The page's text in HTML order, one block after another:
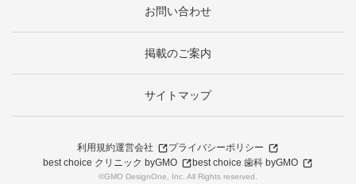
お問い合わせ
掲載のご案内
サイトマップ
利用規約運営会社
プライバシーポリシー
best choice クリニック byGMO
best choice 歯科 byGMO
©GMO DesignOne, Inc. All Rights reserved.